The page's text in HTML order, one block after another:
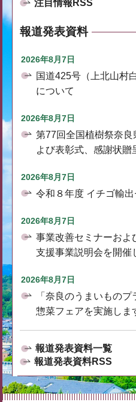
注目情報RSS
報道発表資料
2026年8月7日
国道425号（上北山村
について
2026年8月7日
第77回全国植樹祭奈
よび表彰式、感謝状贈
2026年8月7日
令和８年度 イチゴ輸
2026年8月7日
事業改善セミナーおよ
支援事業説明会を開催
2026年8月7日
「奈良のうまいもの
惣菜フェアを実施しま
報道発表資料一覧
報道発表資料RSS